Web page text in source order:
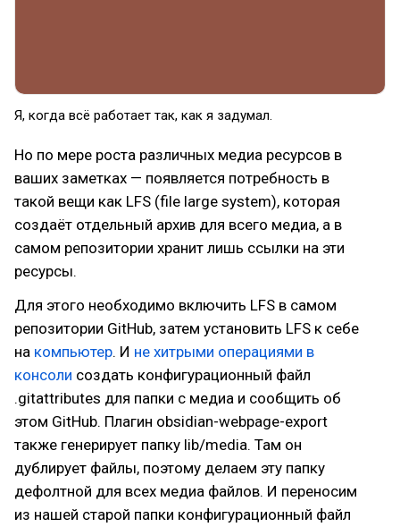
Я, когда всё работает так, как я задумал.
Но по мере роста различных медиа ресурсов в
ваших заметках — появляется потребность в
такой вещи как LFS (file large system), которая
создаёт отдельный архив для всего медиа, а в
самом репозитории хранит лишь ссылки на эти
ресурсы.
Для этого необходимо включить LFS в самом
репозитории GitHub, затем установить LFS к себе
на компьютер. И не хитрыми операциями в
консоли создать конфигурационный файл
.gitattributes для папки с медиа и сообщить об
этом GitHub. Плагин obsidian-webpage-export
также генерирует папку lib/media. Там он
дублирует файлы, поэтому делаем эту папку
дефолтной для всех медиа файлов. И переносим
из нашей старой папки конфигурационный файл